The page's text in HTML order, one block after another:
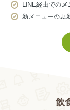
LINE経由でのメ
新メニューの更
飲